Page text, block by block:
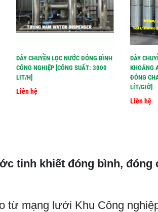
DÂY CHUYỀN LỌC NƯỚC ĐÓNG BÌNH
CÔNG NGHIỆP [CÔNG SUẤT: 3000
LIT/H]
Liên hệ
DÂY
KHOÁNG
ĐÓNG
LÍT/GIỜ]
Liên hệ
tinh khiết đóng bình,
từ mạng lưới Khu Công